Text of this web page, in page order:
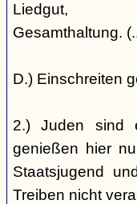
Liedgut,
Gesamthaltung.
D.) Einschreiten
2.) Juden sind
genießen hier
Staatsjugend
Treiben nicht